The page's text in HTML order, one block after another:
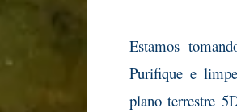
Estamos
Purifique e
plano terrestre